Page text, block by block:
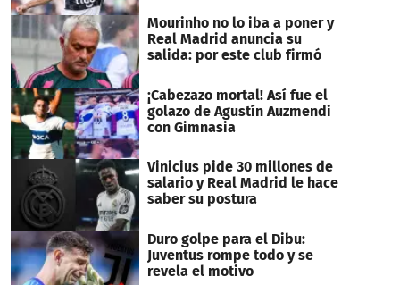
Mourinho no lo iba a poner y
Real Madrid anuncia su
salida: por este club firmó
¡Cabezazo mortal! Así fue el
golazo de Agustín Auzmendi
con Gimnasia
Vinicius pide 30 millones de
salario y Real Madrid le hace
saber su postura
Duro golpe para el Dibu:
Juventus rompe todo y se
revela el motivo